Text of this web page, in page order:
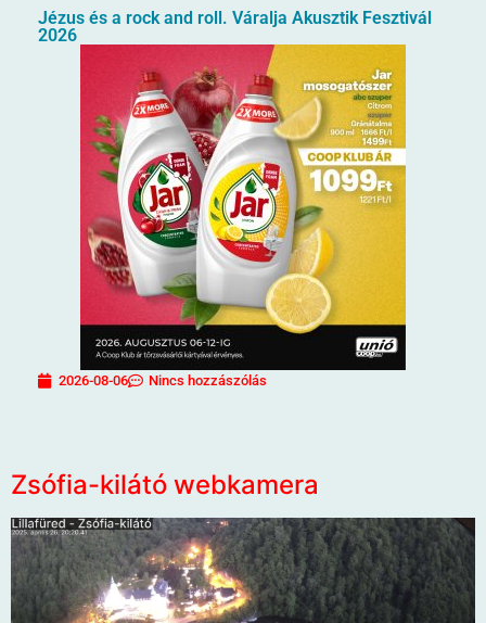
Jézus és a rock and roll. Váralja Akusztik Fesztivál
2026
2026-08-06 Nincs hozzászólás
Zsófia-kilátó webkamera